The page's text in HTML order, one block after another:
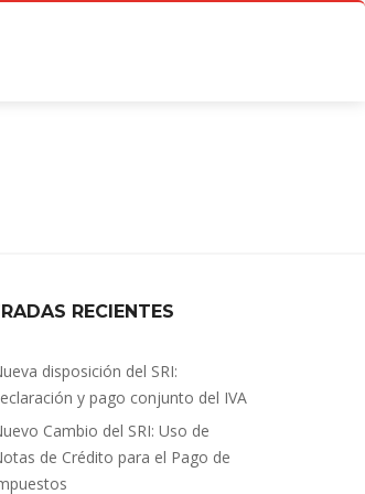
RECIENTES
disposición del SRI:
y pago conjunto del IVA
Cambio del SRI: Uso de
de Crédito para el Pago de